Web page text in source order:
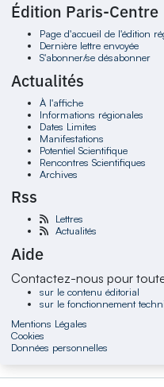
Édition Paris-Centre
Page d'accueil de l'édition
Dernière lettre envoyée
S'abonner/se désabonner
Actualités
À l'affiche
Informations régionales
Dates Limites
Manifestations
Potentiel Scientifique
Rencontres Scientifiques
Archives
Rss
Lettres
Actualités
Aide
Contactez-nous pour
sur le contenu éditorial
sur le fonctionnement
Mentions Légales
Cookies
Données personnelles